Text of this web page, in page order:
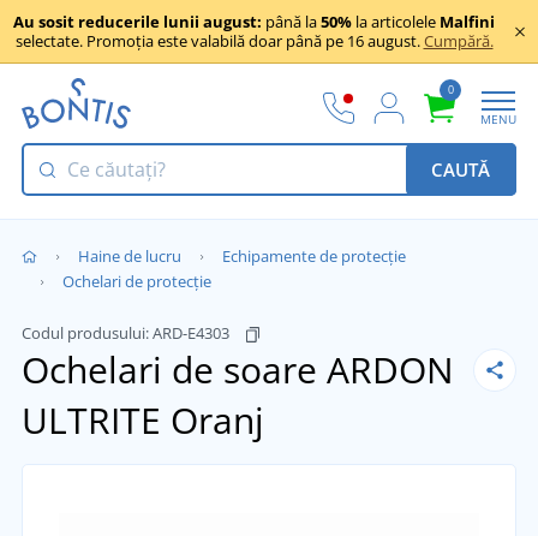
Au sosit reducerile lunii august: până la50% la articolele Malfini
selectate. Promoția este valabilă doar până pe 16 august.Cumpără.
0
MENU
CAUTĂ
Haine de lucru
Echipamente de protecție
Ochelari de protecție
Codul produsului:ARD-E4303
Ochelari de soare ARDON
ULTRITE Oranj